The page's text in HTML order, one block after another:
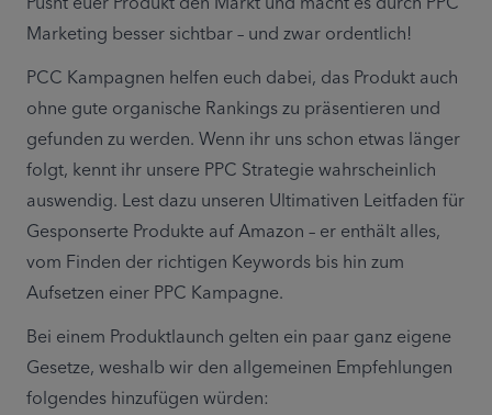
Marketing besser sichtbar – und zwar ordentlich!
PCC Kampagnen helfen euch dabei, das Produkt auch
ohne gute organische Rankings zu präsentieren und
gefunden zu werden. Wenn ihr uns schon etwas länger
folgt, kennt ihr unsere PPC Strategie wahrscheinlich
auswendig. Lest dazu unseren Ultimativen Leitfaden für
Gesponserte Produkte auf Amazon – er enthält alles,
vom Finden der richtigen Keywords bis hin zum
Aufsetzen einer PPC Kampagne.
Bei einem Produktlaunch gelten ein paar ganz eigene
Gesetze, weshalb wir den allgemeinen Empfehlungen
folgendes hinzufügen würden: